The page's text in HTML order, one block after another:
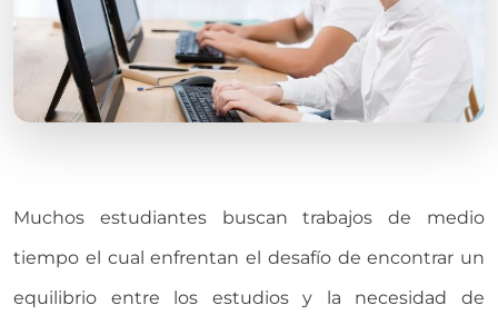
Muchos estudiantes buscan trabajos de medio
tiempo el cual enfrentan el desafío de encontrar un
equilibrio entre los estudios y la necesidad de